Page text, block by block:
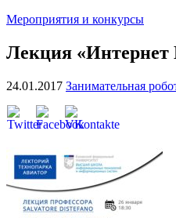
Мероприятия и конкурсы
Лекция «Интернет
24.01.2017 Занимательная